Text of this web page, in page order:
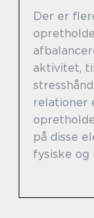
Der er
aktivitet,
relationer
på disse
fysiske og